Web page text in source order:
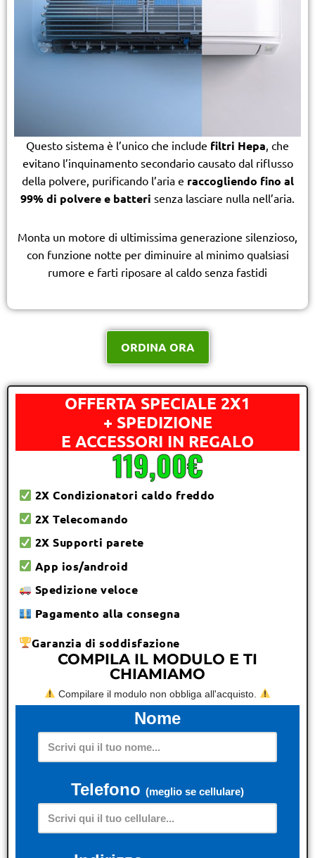
Questo sistema è l’unico che include filtri Hepa, che
evitano l’inquinamento secondario causato dal riflusso
della polvere, purificando l’aria e raccogliendo fino al
99% di polvere e batteri senza lasciare nulla nell’aria.
Monta un motore di ultimissima generazione silenzioso,
con funzione notte per diminuire al minimo qualsiasi
rumore e farti riposare al caldo senza fastidi
ORDINA ORA
OFFERTA SPECIALE 2X1
+ SPEDIZIONE
E ACCESSORI IN REGALO
119,00€
2X Condizionatori caldo freddo
2X Telecomando
2X Supporti parete
App ios/android
Spedizione veloce
Pagamento alla consegna
Garanzia di soddisfazione
COMPILA IL MODULO E TI
CHIAMIAMO
Compilare il modulo non obbliga all'acquisto.
Nome
Telefono (meglio se cellulare)